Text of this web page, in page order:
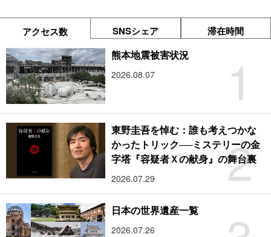
アクセス数 SNSシェア 滞在時間
1
熊本地震被害状況
2026.08.07
2
東野圭吾を悼む：誰も考えつかな
かったトリック──ミステリーの金
字塔『容疑者Ｘの献身』の舞台裏
2026.07.29
日本の世界遺産一覧
2026.07.26